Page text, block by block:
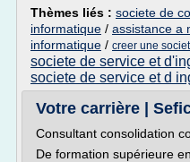
Thèmes liés : societe de
informatique / assistance a
informatique / creer une
societe de service et
societe de service et d
Votre carrière |
Consultant consolidation
De formation supérieure